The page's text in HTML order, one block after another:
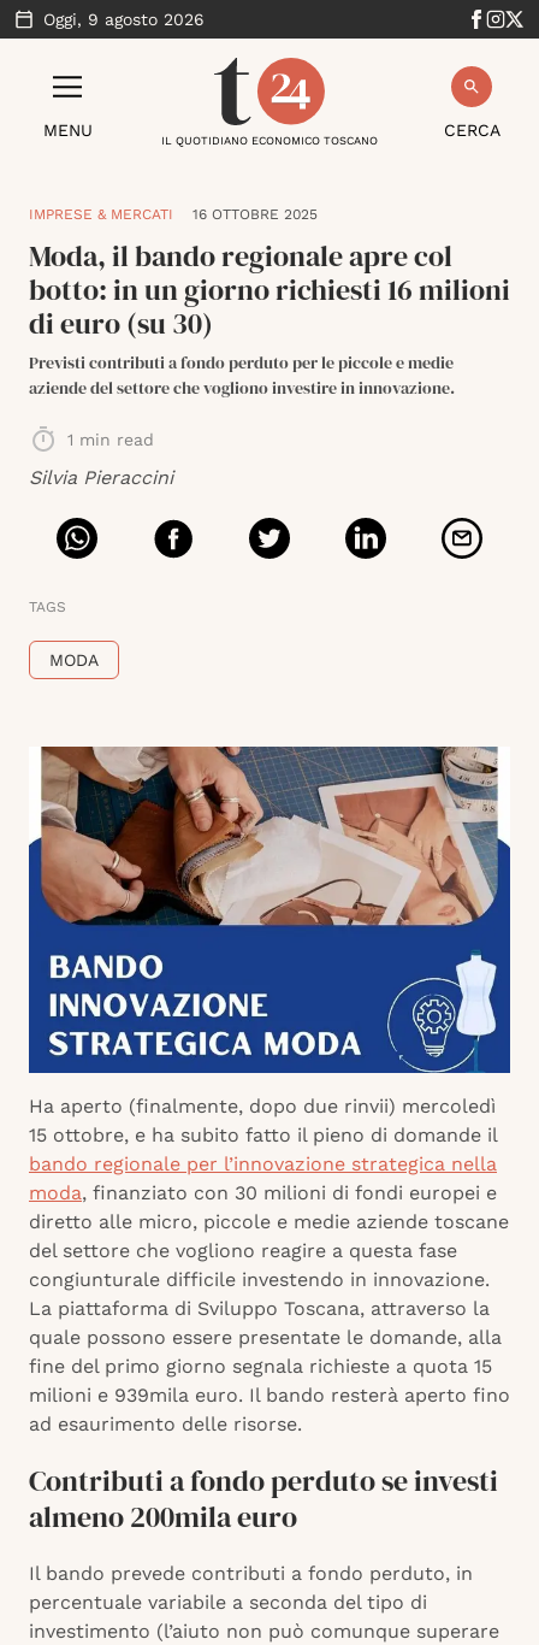
Oggi, 9 agosto 2026
MENU CERCA
IL QUOTIDIANO ECONOMICO TOSCANO
IMPRESE & MERCATI 16 OTTOBRE 2025
Moda, il bando regionale apre col
botto: in un giorno richiesti 16 milioni
di euro (su 30)
Previsti contributi a fondo perduto per le piccole e medie
aziende del settore che vogliono investire in innovazione.
1 min read
Silvia Pieraccini
TAGS
MODA
Ha aperto (finalmente, dopo due rinvii) mercoledì
15 ottobre, e ha subito fatto il pieno di domande il
bando regionale per l’innovazione strategica nella
moda, finanziato con 30 milioni di fondi europei e
diretto alle micro, piccole e medie aziende toscane
del settore che vogliono reagire a questa fase
congiunturale difficile investendo in innovazione.
La piattaforma di Sviluppo Toscana, attraverso la
quale possono essere presentate le domande, alla
fine del primo giorno segnala richieste a quota 15
milioni e 939mila euro. Il bando resterà aperto fino
ad esaurimento delle risorse.
Contributi a fondo perduto se investi
almeno 200mila euro
Il bando prevede contributi a fondo perduto, in
percentuale variabile a seconda del tipo di
investimento (l’aiuto non può comunque superare